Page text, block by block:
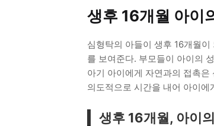
생후 16개월 아이
심형탁의 아들이 생후 16개월
를 보여준다. 부모들이 아이의
아기 아이에게 자연과의 접촉
의도적으로 시간을 내어 아이
생후 16개월, 아이